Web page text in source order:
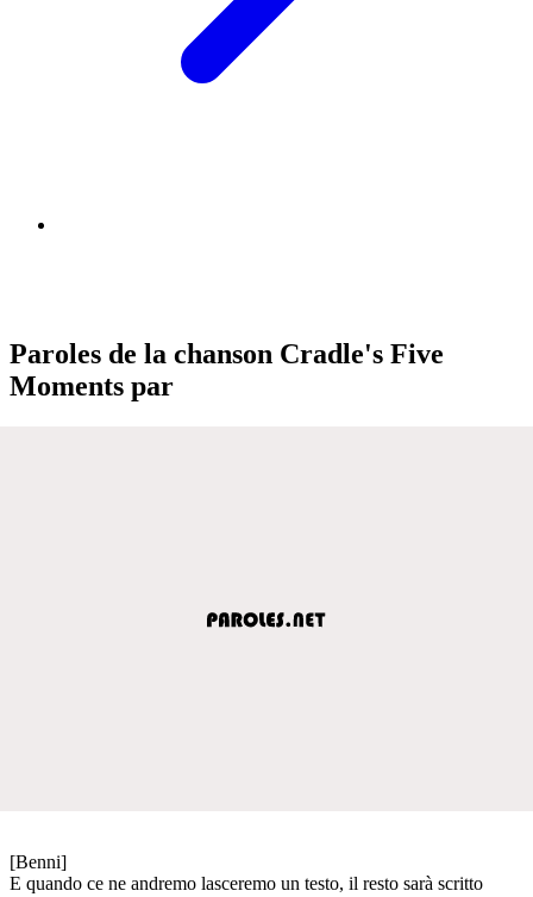
Paroles de la chanson Cradle's Five
Moments par
[Benni]
E quando ce ne andremo lasceremo un testo, il resto sarà scritto